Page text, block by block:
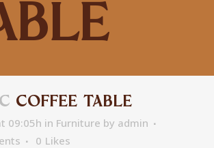
COFFEE TABLE
09:05h in Furniture by admin
0 Likes